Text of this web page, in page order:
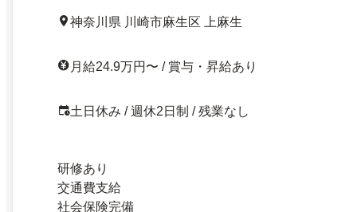
神奈川県 川崎市麻生区 上麻生
月給24.9万円〜 / 賞与・昇給あり
土日休み / 週休2日制 / 残業なし
研修あり
交通費支給
社会保険完備